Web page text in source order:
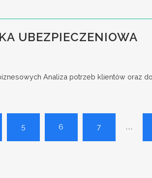
UBEZPIECZENIOWA
Analiza potrzeb klientów oraz
5 6 7 ...